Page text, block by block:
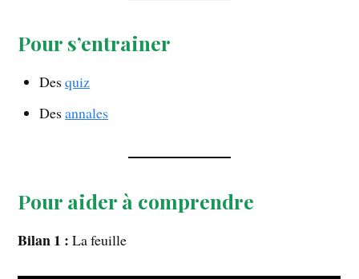
Pour s’entrainer
Desquiz
Desannales
Pour aider à comprendre
Bilan 1 : La feuille